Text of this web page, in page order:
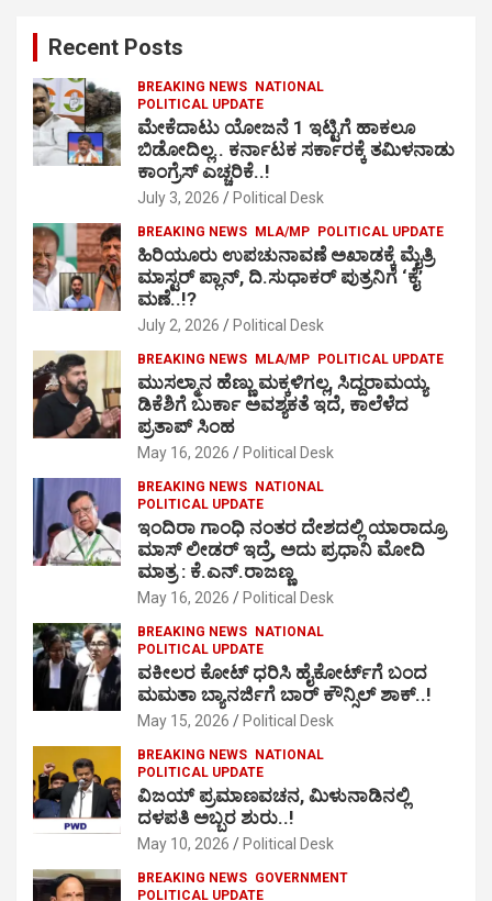
Recent Posts
BREAKING NEWS
NATIONAL
POLITICAL UPDATE
ಮೇಕೆದಾಟು ಯೋಜನೆ 1 ಇಟ್ಟಿಗೆ ಹಾಕಲೂ
ಬಿಡೋದಿಲ್ಲ.. ಕರ್ನಾಟಕ ಸರ್ಕಾರಕ್ಕೆ ತಮಿಳನಾಡು
ಕಾಂಗ್ರೆಸ್ ಎಚ್ಚರಿಕೆ..!
July 3, 2026 Political Desk
BREAKING NEWS MLA/MP POLITICAL UPDATE
ಹಿರಿಯೂರು ಉಪಚುನಾವಣೆ ಅಖಾಡಕ್ಕೆ ಮೈತ್ರಿ
ಮಾಸ್ಟರ್ ಪ್ಲಾನ್, ದಿ.ಸುಧಾಕರ್ ಪುತ್ರನಿಗೆ ‘ಕೈ’
ಮಣೆ..!?
July 2, 2026 Political Desk
BREAKING NEWS MLA/MP POLITICAL UPDATE
ಮುಸಲ್ಮಾನ ಹೆಣ್ಣು ಮಕ್ಕಳಿಗಲ್ಲ, ಸಿದ್ದರಾಮಯ್ಯ
ಡಿಕೆಶಿಗೆ ಬುರ್ಕಾ ಅವಶ್ಯಕತೆ ಇದೆ, ಕಾಲೆಳೆದ
ಪ್ರತಾಪ್ ಸಿಂಹ
May 16, 2026 Political Desk
BREAKING NEWS
NATIONAL
POLITICAL UPDATE
ಇಂದಿರಾ ಗಾಂಧಿ ನಂತರ ದೇಶದಲ್ಲಿ ಯಾರಾದ್ರೂ
ಮಾಸ್ ಲೀಡರ್ ಇದ್ರೆ, ಅದು ಪ್ರಧಾನಿ ಮೋದಿ
ಮಾತ್ರ : ಕೆ.ಎನ್.ರಾಜಣ್ಣ
May 16, 2026 Political Desk
BREAKING NEWS
NATIONAL
POLITICAL UPDATE
ವಕೀಲರ ಕೋಟ್ ಧರಿಸಿ ಹೈಕೋರ್ಟ್​ಗೆ ಬಂದ
ಮಮತಾ ಬ್ಯಾನರ್ಜಿಗೆ ಬಾರ್ ಕೌನ್ಸಿಲ್ ಶಾಕ್..!
May 15, 2026 Political Desk
BREAKING NEWS
NATIONAL
POLITICAL UPDATE
ವಿಜಯ್ ಪ್ರಮಾಣವಚನ, ಮಿಳುನಾಡಿನಲ್ಲಿ
ದಳಪತಿ ಅಬ್ಬರ ಶುರು..!
May 10, 2026 Political Desk
BREAKING NEWS GOVERNMENT
POLITICAL UPDATE